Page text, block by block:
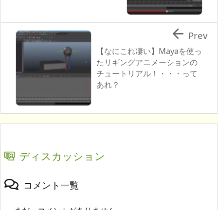
【なにこれ凄い】Mayaを使っ
たリギングアニメーションの
チュートリアル！・・・って
あれ？
 Prev
ディスカッション
コメント一覧